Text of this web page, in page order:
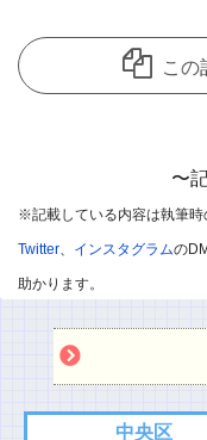
コメント欄は見てくれ
有できることを主な目
させていただきます。
思います。
※承認制としました
また記事内容へのご質
この
〜
※記載している内容は執筆時
Twitter、 インスタグラムの
助かります。
中央区